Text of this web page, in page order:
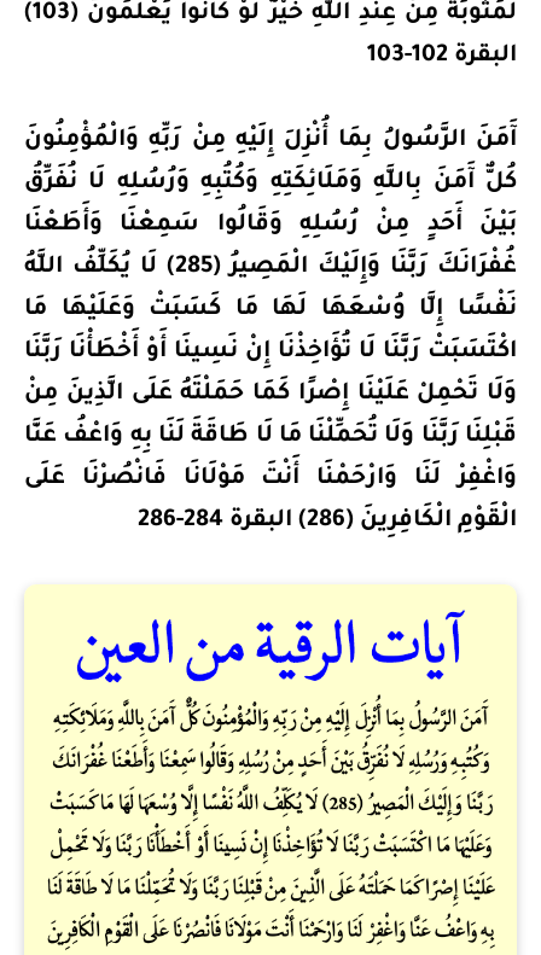
لَمَثُوبَةٌ مِنْ عِنْدِ اللَّهِ خَيْرٌ لَوْ كَانُوا يَعْلَمُونَ (103)
البقرة 102-103
آَمَنَ الرَّسُولُ بِمَا أُنْزِلَ إِلَيْهِ مِنْ رَبِّهِ وَالْمُؤْمِنُونَ
كُلٌّ آَمَنَ بِاللَّهِ وَمَلَائِكَتِهِ وَكُتُبِهِ وَرُسُلِهِ لَا نُفَرِّقُ
بَيْنَ أَحَدٍ مِنْ رُسُلِهِ وَقَالُوا سَمِعْنَا وَأَطَعْنَا
غُفْرَانَكَ رَبَّنَا وَإِلَيْكَ الْمَصِيرُ (285) لَا يُكَلِّفُ اللَّهُ
نَفْسًا إِلَّا وُسْعَهَا لَهَا مَا كَسَبَتْ وَعَلَيْهَا مَا
اكْتَسَبَتْ رَبَّنَا لَا تُؤَاخِذْنَا إِنْ نَسِينَا أَوْ أَخْطَأْنَا رَبَّنَا
وَلَا تَحْمِلْ عَلَيْنَا إِصْرًا كَمَا حَمَلْتَهُ عَلَى الَّذِينَ مِنْ
قَبْلِنَا رَبَّنَا وَلَا تُحَمِّلْنَا مَا لَا طَاقَةَ لَنَا بِهِ وَاعْفُ عَنَّا
وَاغْفِرْ لَنَا وَارْحَمْنَا أَنْتَ مَوْلَانَا فَانْصُرْنَا عَلَى
الْقَوْمِ الْكَافِرِينَ (286) البقرة 284-286